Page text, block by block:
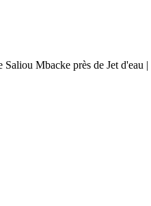
Mbacke près de Jet d'eau |